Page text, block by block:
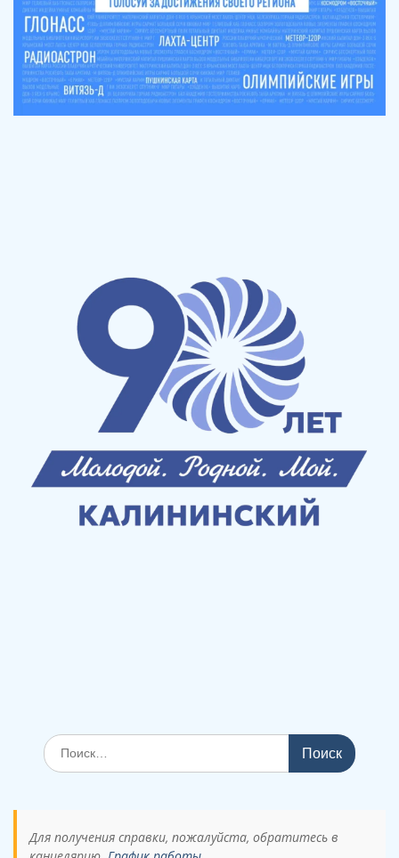
Поиск
по:
Для получения справки, пожалуйста, обратитесь в